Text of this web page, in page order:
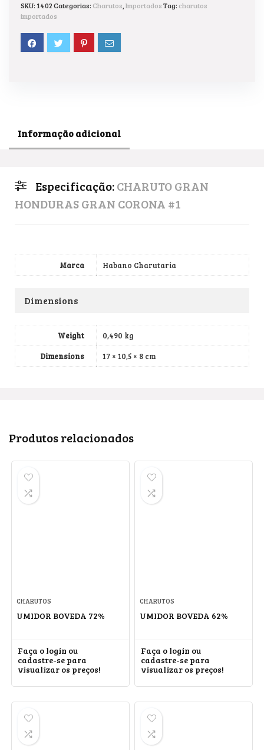
SKU: 1402Categorias: Charutos ImportadosTag: charutos
importados
Informação adicional
Especificação:CHARUTO GRAN
HONDURAS GRAN CORONA #1
Marca Habano Charutaria
Dimensions
Weight
0,490 kg
Dimensions
17 × 10,5 × 8 cm
Produtos relacionados
CHARUTOS
UMIDOR BOVEDA 72%
Faça o login ou
cadastre-se para
visualizar os preços!
CHARUTOS
UMIDOR BOVEDA 62%
Faça o login ou
cadastre-se para
visualizar os preços!